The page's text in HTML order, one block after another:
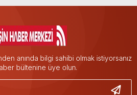
anında bilgi sahibi olmak istiyorsanız
bültenine üye olun.